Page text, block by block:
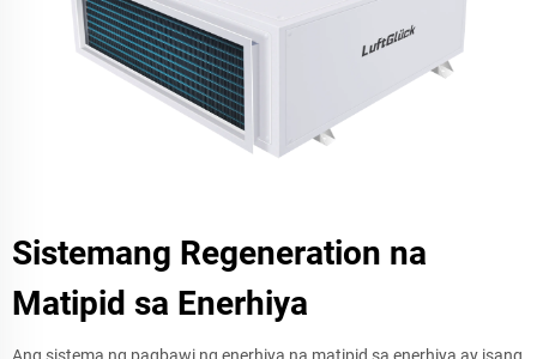
Sistemang Regeneration na
Matipid sa Enerhiya